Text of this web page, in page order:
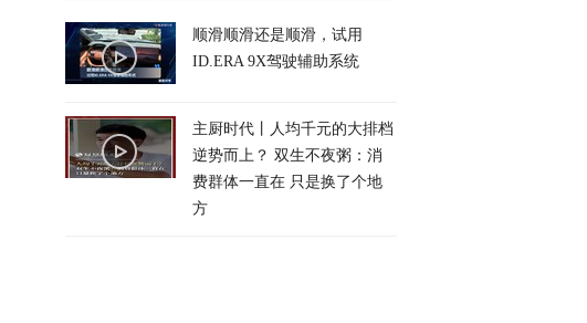
顺滑顺滑还是顺滑，试用
ID.ERA 9X驾驶辅助系统
主厨时代丨人均千元的大排档
逆势而上？ 双生不夜粥：消
费群体一直在 只是换了个地
方